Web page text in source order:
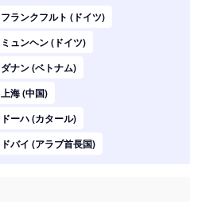
フランクフルト (ドイツ)
ミュンヘン (ドイツ)
ダナン (ベトナム)
上海 (中国)
ドーハ (カタール)
ドバイ (アラブ首長国)